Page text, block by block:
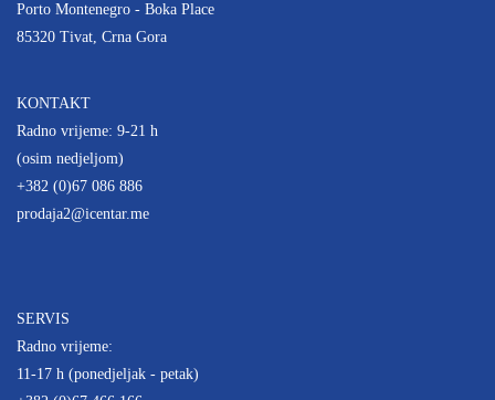
Porto Montenegro - Boka Place
85320 Tivat, Crna Gora
KONTAKT
Radno vrijeme: 9-21 h
(osim nedjeljom)
+382 (0)67 086 886
prodaja2@icentar.me
SERVIS
Radno vrijeme:
11-17 h (ponedjeljak - petak)